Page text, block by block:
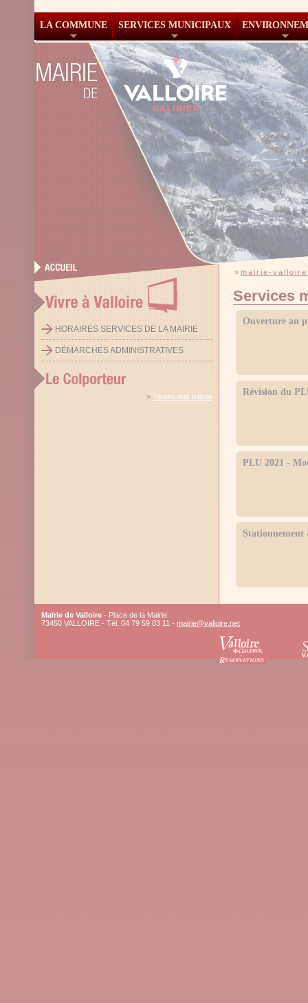
LA COMMUNE SERVICES MUNICIPAUX
HORAIRES SERVICES DE LA MAIRIE
DÉMARCHES ADMINISTRATIVES
» Toutes nos lettres
» mairie-
Services
Ouverture au
Révision du
PLU 2021 -
Mairie de Valloire - Place de la Mairie
73450 VALLOIRE - Tél. 04 79 59 03 11 - mairie@valloire.net